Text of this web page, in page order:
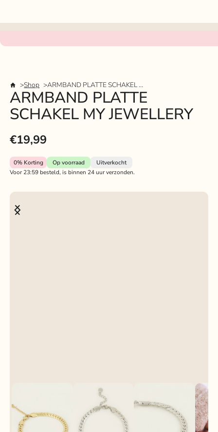
Shop ARMBAND PLATTE SCHAKEL MY JEWELLERY
ARMBAND PLATTE
SCHAKEL MY JEWELLERY
€19,99
0%Korting Op voorraad
Uitverkocht
Voor 23:59 besteld, is binnen 24 uur verzonden.